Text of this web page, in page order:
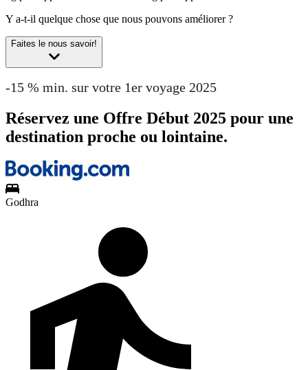
Y a-t-il quelque chose que nous pouvons améliorer ?
Faites le nous savoir!
-15 % min. sur votre 1er voyage 2025
Réservez une Offre Début 2025 pour une
destination proche ou lointaine.
Godhra